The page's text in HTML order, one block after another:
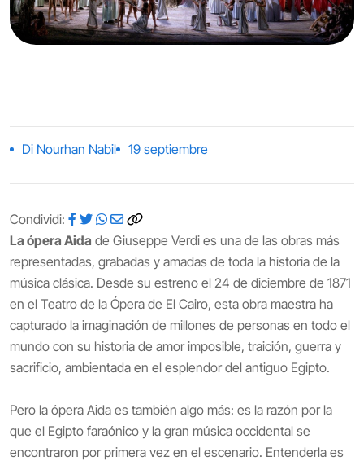
Di Nourhan Nabil 19 septiembre
Condividi:
La ópera Aida de Giuseppe Verdi es una de las obras más
representadas, grabadas y amadas de toda la historia de la
música clásica. Desde su estreno el 24 de diciembre de 1871
en el Teatro de la Ópera de El Cairo, esta obra maestra ha
capturado la imaginación de millones de personas en todo el
mundo con su historia de amor imposible, traición, guerra y
sacrificio, ambientada en el esplendor del antiguo Egipto.
Pero la ópera Aida es también algo más: es la razón por la
que el Egipto faraónico y la gran música occidental se
encontraron por primera vez en el escenario. Entenderla es